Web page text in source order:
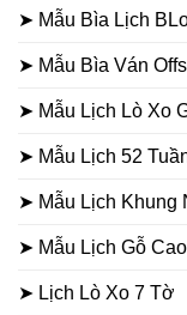
➤ Mẫu Bìa Lịch
➤ Mẫu Bìa Ván
➤ Mẫu Lịch Lò Xo
➤ Mẫu Lịch 52
➤ Mẫu Lịch Khung
➤ Mẫu Lịch Gỗ
➤ Lịch Lò Xo 7 Tờ